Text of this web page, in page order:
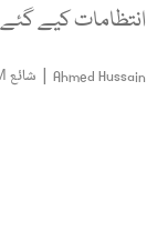
انتظامات کیے
Ahmed Hussain
| شائع